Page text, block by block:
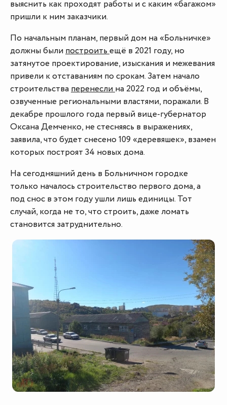
выяснить как проходят работы и с каким «багажом»
пришли к ним заказчики.
По начальным планам, первый дом на «Больничке»
должны были построить ещё в 2021 году, но
затянутое проектирование, изыскания и межевания
привели к отставаниям по срокам. Затем начало
строительства перенесли на 2022 год и объёмы,
озвученные региональными властями, поражали. В
декабре прошлого года первый вице-губернатор
Оксана Демченко, не стесняясь в выражениях,
заявила, что будет снесено 109 «деревяшек», взамен
которых построят 34 новых дома.
На сегодняшний день в Больничном городке
только началось строительство первого дома, а
под снос в этом году ушли лишь единицы. Тот
случай, когда не то, что строить, даже ломать
становится затруднительно.